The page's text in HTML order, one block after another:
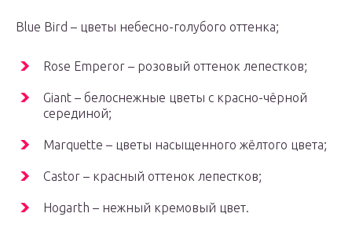
Blue Bird – цветы небесно-голубого оттенка;
Rose Emperor – розовый оттенок лепестков;
Giant – белоснежные цветы с красно-чёрной
серединой;
Marquette – цветы насыщенного жёлтого цвета;
Castor – красный оттенок лепестков;
Hogarth – нежный кремовый цвет.